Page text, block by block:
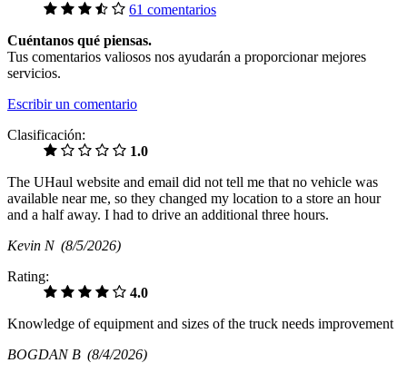
61 comentarios
Cuéntanos qué piensas.
Tus comentarios valiosos nos ayudarán a proporcionar mejores
servicios.
Escribir un comentario
Clasificación:
1.0
The UHaul website and email did not tell me that no vehicle was
available near me, so they changed my location to a store an hour
and a half away. I had to drive an additional three hours.
Kevin N (8/5/2026)
Rating:
4.0
Knowledge of equipment and sizes of the truck needs improvement
BOGDAN B (8/4/2026)